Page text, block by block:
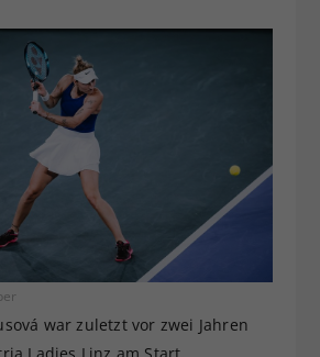
war zuletzt vor zwei Jahren